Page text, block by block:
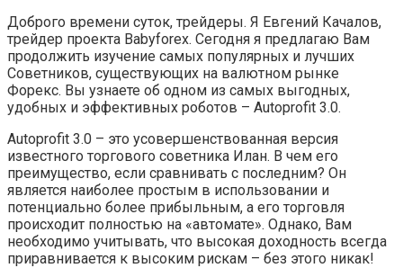
Доброго времени суток, трейдеры. Я Евгений Качалов,
трейдер проекта Babyforex. Сегодня я предлагаю Вам
продолжить изучение самых популярных и лучших
Советников, существующих на валютном рынке
Форекс. Вы узнаете об одном из самых выгодных,
удобных и эффективных роботов – Autoprofit 3.0.
Autoprofit 3.0 – это усовершенствованная версия
известного торгового советника Илан. В чем его
преимущество, если сравнивать с последним? Он
является наиболее простым в использовании и
потенциально более прибыльным, а его торговля
происходит полностью на «автомате». Однако, Вам
необходимо учитывать, что высокая доходность всегда
приравнивается к высоким рискам – без этого никак!